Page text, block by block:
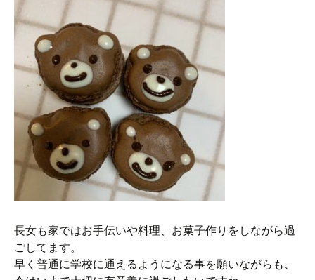
長女も家ではお手伝いや料理、お菓子作りをしながら過
ごしてます。
早く普通に学校に通えるようになる事を願いながらも、